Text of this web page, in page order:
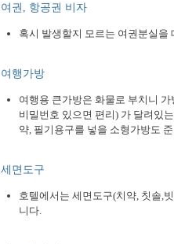
여권, 항공권 비자
혹시 발생할지 모르는 여권분실을
여행가방
여행용 큰가방은 화물로 부치니
비밀번호 있으면 편리) 가 달려있
약, 필기용구를 넣을 소형가방도
세면도구
호텔에서는 세면도구(치약, 칫솔,
니다.